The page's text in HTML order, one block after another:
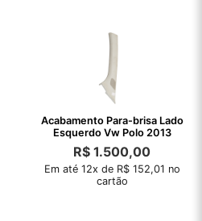
Acabamento Para-brisa Lado
Esquerdo Vw Polo 2013
R$ 1.500,00
Em até 12x de R$ 152,01 no
cartão